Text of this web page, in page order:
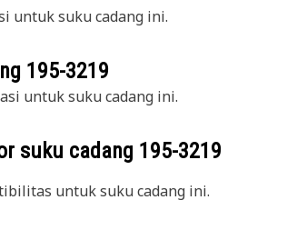
untuk suku cadang ini.
195-3219
untuk suku cadang ini.
suku cadang 195-3219
untuk suku cadang ini.